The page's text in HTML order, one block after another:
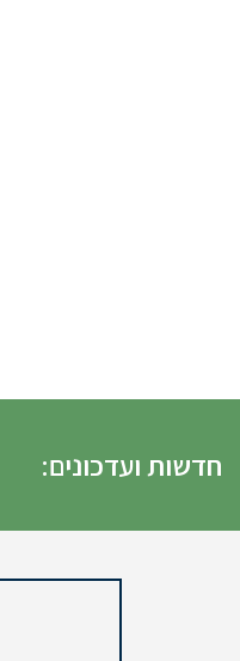
חדשות ועדכונים: